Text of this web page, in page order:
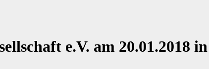
e.V. am 20.01.2018